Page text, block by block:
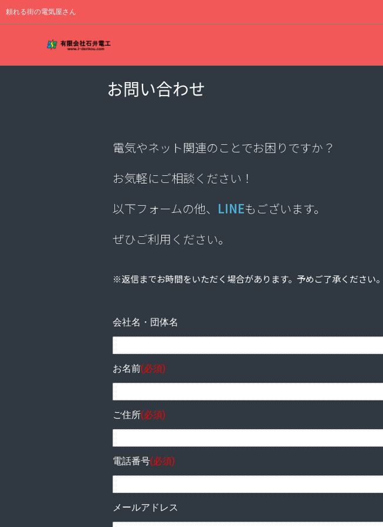
頼れる街の電気屋さん
お問い合わせ
電気やネット関連のことでお困りですか？
お気軽にご相談ください！
以下フォームの他、 LINEもございます。
ぜひご利用ください。
※返信までお時間をいただく場合があります。予めご了承ください。
会社名・団体名
お名前(必須)
ご住所(必須)
電話番号(必須)
メールアドレス